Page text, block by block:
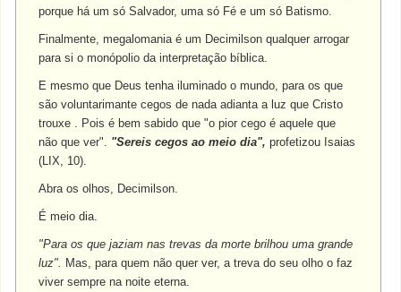
porque há um só Salvador, uma só Fé e um só Batismo.
Finalmente, megalomania é um Decimilson qualquer arrogar
para si o monópolio da interpretação bíblica.
E mesmo que Deus tenha iluminado o mundo, para os que
são voluntarimante cegos de nada adianta a luz que Cristo
trouxe . Pois é bem sabido que "o pior cego é aquele que
não que ver". "Sereis cegos ao meio dia", profetizou Isaias
(LIX, 10).
Abra os olhos, Decimilson.
É meio dia.
"Para os que jaziam nas trevas da morte brilhou uma grande
luz". Mas, para quem não quer ver, a treva do seu olho o faz
viver sempre na noite eterna.